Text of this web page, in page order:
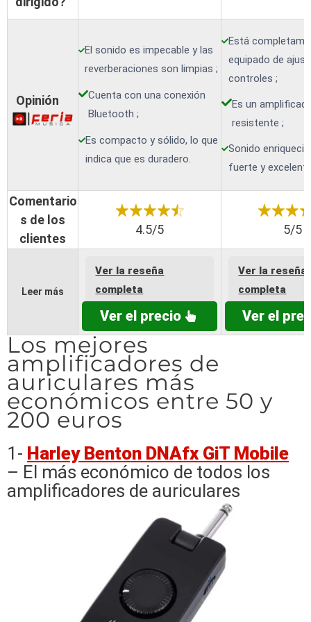
Opinión
El sonido es impecable y las
reverberaciones son limpias ;
Cuenta con una conexión
Bluetooth ;
Es compacto y sólido, lo que
indica que es duradero.
Está
equipado de
controles ;
Es un
resistente ;
Sonido
fuerte y
Comentario
s de los
clientes
4.5/5 5/5
Leer más
Ver la reseña
completa
Ver el precio
Ver la reseña
completa
Ver el
Los mejores
amplificadores de
auriculares más
económicos entre 50 y
200 euros
1- Harley Benton DNAfx GiT Mobile
– El más económico de todos los
amplificadores de auriculares